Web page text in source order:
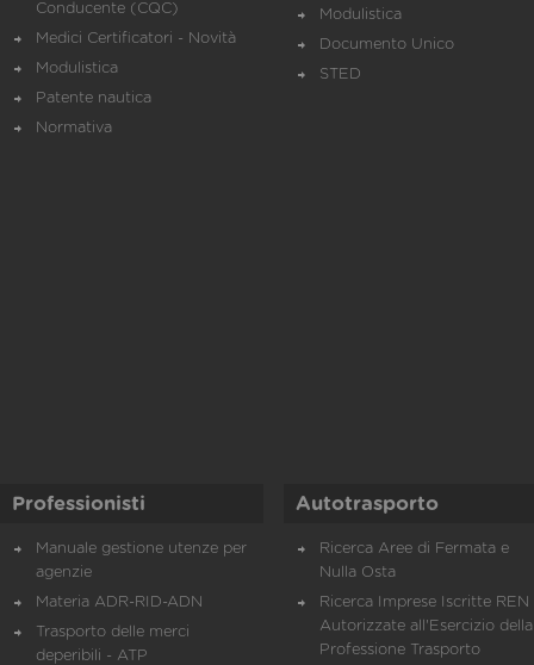
Conducente (CQC)
Medici Certificatori - Novità
Modulistica
Patente nautica
Normativa
Modulistica
Documento Unico
STED
Professionisti
Manuale gestione utenze per
agenzie
Materia ADR-RID-ADN
Trasporto delle merci
deperibili - ATP
Autotrasporto
Ricerca Aree di Fermata e
Nulla Osta
Ricerca Imprese Iscritte REN
Autorizzate all'Esercizio della
Professione Trasporto